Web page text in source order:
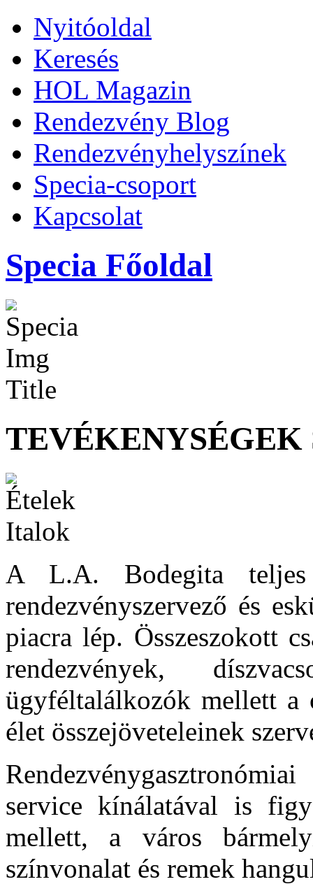
Nyitóoldal
Keresés
HOL Magazin
Rendezvény Blog
Rendezvényhelyszínek
Specia-csoport
Kapcsolat
Specia Főoldal
TEVÉKENYSÉGEK
A L.A. Bodegita teljes
rendezvényszervező és
piacra lép. Összeszokott
rendezvények,
ügyféltalálkozók mellett a
élet összejöveteleinek
service kínálatával is
mellett, a város
színvonalat és remek